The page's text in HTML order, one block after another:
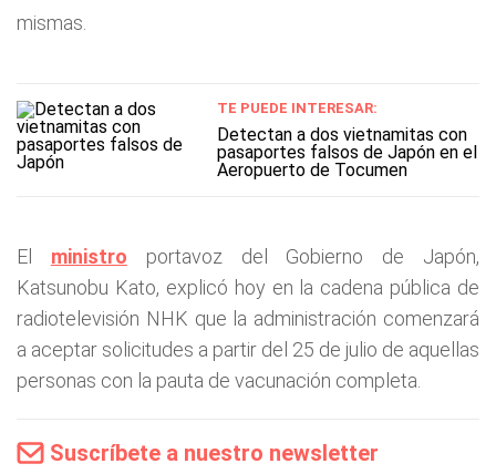
mismas.
TE PUEDE INTERESAR:
Detectan a dos vietnamitas con
pasaportes falsos de Japón en el
Aeropuerto de Tocumen
El ministro portavoz del Gobierno de Japón,
Katsunobu Kato, explicó hoy en la cadena pública de
radiotelevisión NHK que la administración comenzará
a aceptar solicitudes a partir del 25 de julio de aquellas
personas con la pauta de vacunación completa.
Suscríbete a nuestro newsletter